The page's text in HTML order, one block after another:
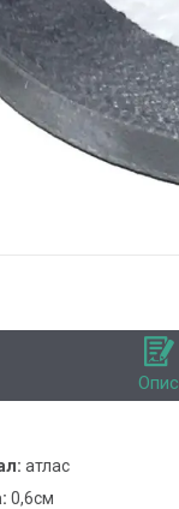
Опис
атлас
0,6см